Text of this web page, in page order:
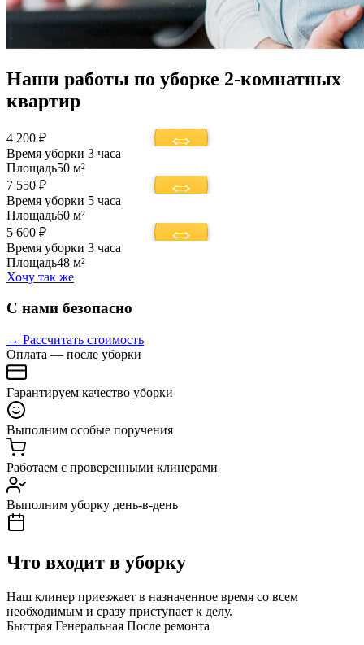
Наши работы по уборке 2-комнатных
квартир
4 200 ₽
Время уборки 3 часа
Площадь50 м²
7 550 ₽
Время уборки 5 часа
Площадь60 м²
5 600 ₽
Время уборки 3 часа
Площадь48 м²
Хочу так же
С нами безопасно
→ Рассчитать стоимость
Оплата — после уборки
Гарантируем качество уборки
Выполним особые поручения
Работаем с проверенными клинерами
Выполним уборку день-в-день
Что входит в уборку
Наш клинер приезжает в назначенное время со всем
необходимым и сразу приступает к делу.
Быстрая Генеральная После ремонта